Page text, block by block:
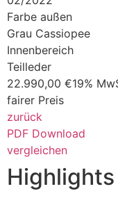
Farbe außen
Grau Cassiopee
Innenbereich
Teilleder
22.990,00 €19%
fairer Preis
zurück
PDF Download
vergleichen
Highlights